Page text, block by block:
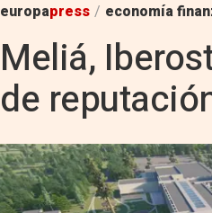
europapress / economía
Meliá,
de